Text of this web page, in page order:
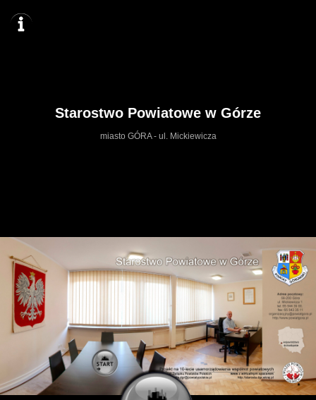
Mapa serwisu
Starostwo Powiatowe w Górze
miasto GÓRA - ul. Mickiewicza